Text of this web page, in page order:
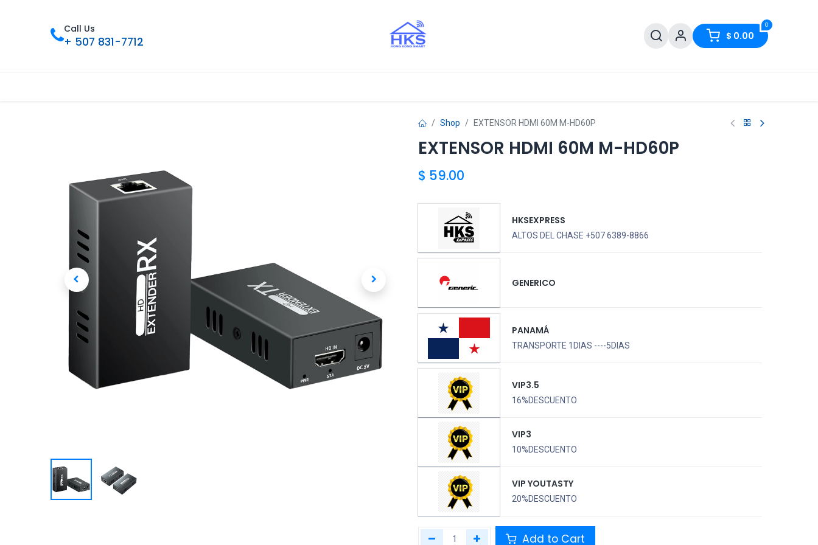
Call Us
+ 507 831-7712
0
$ 0.00
Shop EXTENSOR HDMI 60M M-HD60P
EXTENSOR HDMI 60M M-HD60P
$ 59.00
HKSEXPRESS
ALTOS DEL CHASE +507 6389-8866
GENERICO
PANAMÁ
TRANSPORTE 1DIAS ----5DIAS
VIP3.5
16%DESCUENTO
VIP3
10%DESCUENTO
VIP YOUTASTY
20%DESCUENTO
Add to Cart